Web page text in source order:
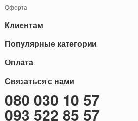
Оферта
Клиентам
Блог
Обмен и Возврат
Карта сайта
Бонусы
Популярные категории
Мужские кожаные сумки
Саквояжи
Мужские кожаные кошельки
Оплата
Оплату товаров можно
осуществить
Наличными
Наложенный платёж (Оплата при получение)
Через терминал (Только самовывоз)
Связаться с нами
080 030 10 57
093 522 85 57